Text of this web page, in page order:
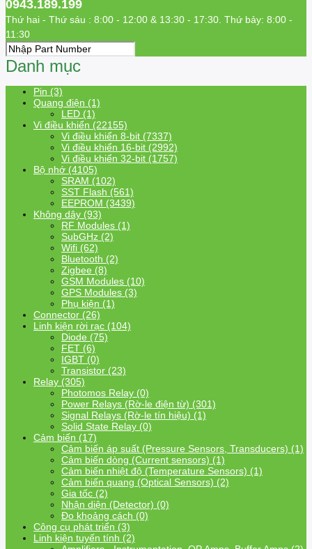
0943.189.199
Thứ hai - Thứ sáu : 8:00 - 12:00 & 13:30 - 17:30. Thứ bảy: 8:00 -
11:30
Danh mục
Pin (3)
Quang điện (1)
LED (1)
Vi điều khiển (22155)
Vi điều khiển 8-bit (7337)
Vi điều khiển 16-bit (2992)
Vi điều khiển 32-bit (1757)
Bộ nhớ (4105)
SRAM (102)
SST Flash (561)
EEPROM (3439)
Không dây (93)
RF Modules (1)
SubGHz (2)
Wifi (62)
Bluetooth (2)
Zigbee (8)
GSM Modules (10)
GPS Modules (3)
Phụ kiện (1)
Connector (26)
Linh kiện rời rạc (104)
Diode (75)
FET (6)
IGBT (0)
Transistor (23)
Relay (305)
Photomos Relay (0)
Power Relays (Rờ-le điện từ) (301)
Signal Relays (Rờ-le tín hiệu) (1)
Solid State Relay (0)
Cảm biến (17)
Cảm biến áp suất (Pressure Sensors, Transducers) (1)
Cảm biến dòng (Current sensors) (1)
Cảm biến nhiệt độ (Temperature Sensors) (1)
Cảm biến quang (Optical Sensors) (2)
Gia tốc (2)
Nhận diện (Detector) (0)
Đo khoảng cách (0)
Công cụ phát triển (3)
Linh kiện tuyến tính (2)